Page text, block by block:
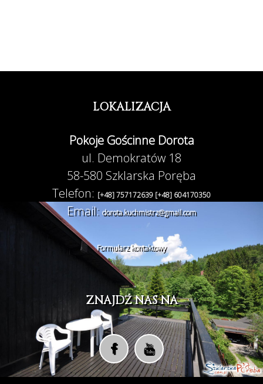
LOKALIZACJA
Pokoje Gościnne Dorota
ul. Demokratów 18
58-580 Szklarska Poręba
Telefon: [+48] 757172639 [+48] 604170350
Email: dorota.kuchmistrz@gmail.com
Formularz kontaktowy
ZNAJDŹ NAS NA